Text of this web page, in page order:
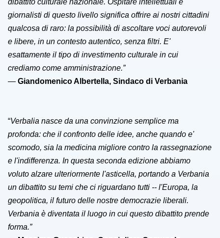
giornalisti di questo livello significa offrire ai nostri cittadini
qualcosa di raro: la possibilità di ascoltare voci autorevoli
e libere, in un contesto autentico, senza filtri. E'
esattamente il tipo di investimento culturale in cui
crediamo come amministrazione.”
— Giandomenico Albertella, Sindaco di Verbania
“Verbalia nasce da una convinzione semplice ma
profonda: che il confronto delle idee, anche quando e'
scomodo, sia la medicina migliore contro la rassegnazione
e l'indifferenza. In questa seconda edizione abbiamo
voluto alzare ulteriormente l'asticella, portando a Verbania
un dibattito su temi che ci riguardano tutti -- l'Europa, la
geopolitica, il futuro delle nostre democrazie liberali.
Verbania è diventata il luogo in cui questo dibattito prende
forma.”